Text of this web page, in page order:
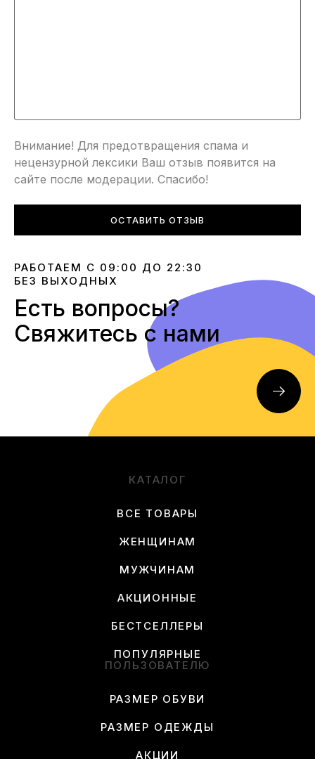
Внимание! Для предотвращения спама и
нецензурной лексики Ваш отзыв появится на
сайте после модерации. Спасибо!
ОСТАВИТЬ ОТЗЫВ
РАБОТАЕМ С 09:00 ДО 22:30
БЕЗ ВЫХОДНЫХ
Есть вопросы?
Свяжитесь с нами
КАТАЛОГ
ВСЕ ТОВАРЫ
ЖЕНЩИНАМ
МУЖЧИНАМ
АКЦИОННЫЕ
БЕСТСЕЛЛЕРЫ
ПОПУЛЯРНЫЕ
ПОЛЬЗОВАТЕЛЮ
РАЗМЕР ОБУВИ
РАЗМЕР ОДЕЖДЫ
АКЦИИ